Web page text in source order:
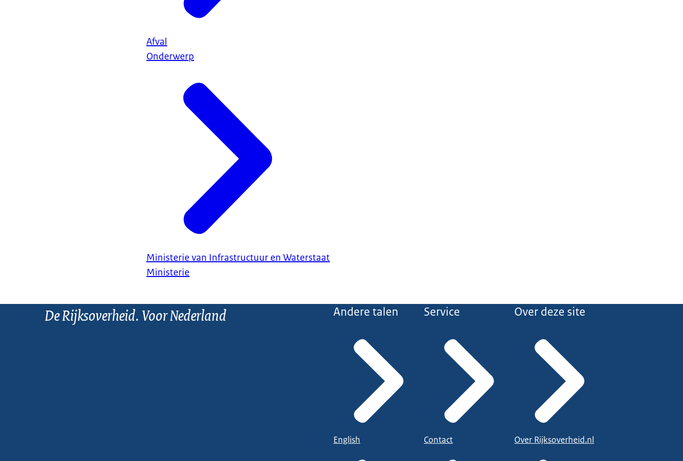
Afval
Onderwerp
Ministerie van Infrastructuur en Waterstaat
Ministerie
De Rijksoverheid. Voor Nederland Andere talen
English
Service
Contact
Over deze site
Over Rijksoverheid.nl